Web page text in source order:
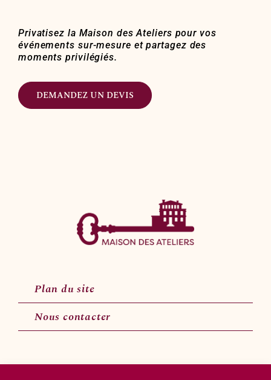
Privatisez la Maison des Ateliers pour vos
événements sur-mesure et partagez des
moments privilégiés.
DEMANDEZ UN DEVIS
Plan du site
Nous contacter